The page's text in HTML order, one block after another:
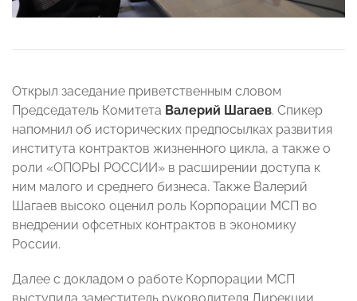
Открыл заседание приветственным словом
Председатель Комитета Валерий Шагаев. Спикер
напомнил об исторических предпосылках развития
института контрактов жизненного цикла, а также о
роли «ОПОРЫ РОССИИ» в расширении доступа к
ним малого и среднего бизнеса. Также Валерий
Шагаев высоко оценил роль Корпорации МСП во
внедрении офсетных контрактов в экономику
России.
Далее с докладом о работе Корпорации МСП